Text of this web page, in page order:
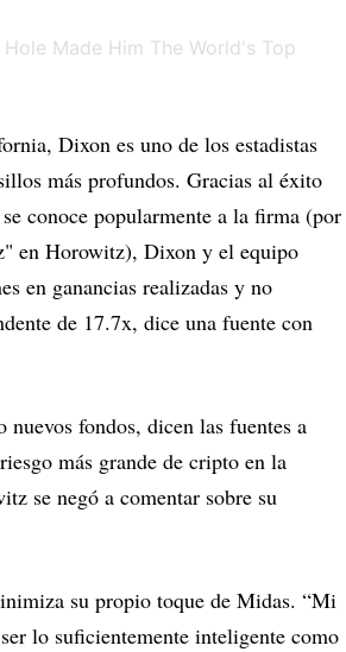
Dixon es uno de los estadistas
más profundos. Gracias al éxito
conoce popularmente a la firma (por
en Horowitz), Dixon y el equipo
en ganancias realizadas y no
de 17.7x, dice una fuente con
fondos, dicen las fuentes a
más grande de cripto en la
se negó a comentar sobre su
su propio toque de Midas. “Mi
lo suficientemente inteligente como